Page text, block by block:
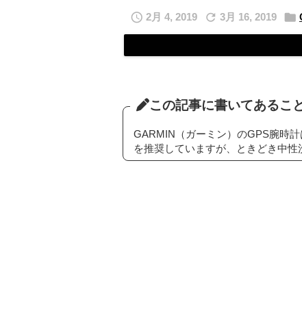
 2月 4, 2019  3月 16, 2019 
この記事に書いてあるこ
GARMIN（ガーミン）のGPS腕時
を推奨していますが、ときどき中